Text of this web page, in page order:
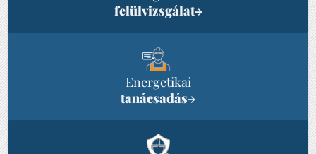
felülvizsgálat→
Energetikai
tanácsadás→